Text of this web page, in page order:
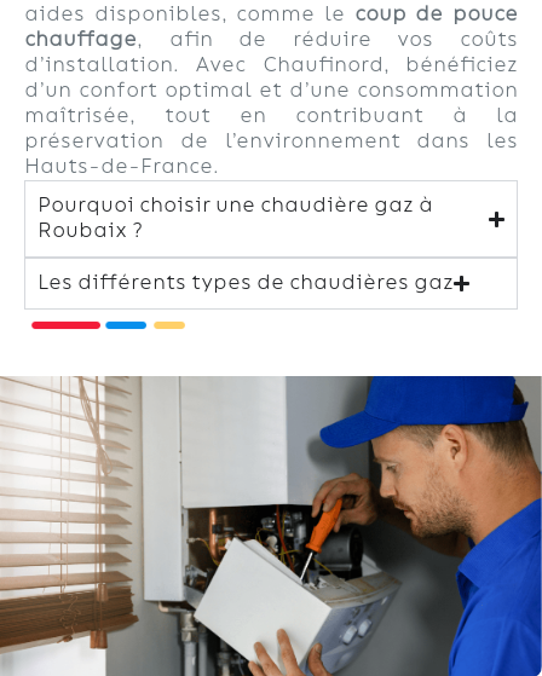
aides disponibles, comme le coup de pouce
chauffage, afin de réduire vos coûts
d’installation. Avec Chaufinord, bénéficiez
d’un confort optimal et d’une consommation
maîtrisée, tout en contribuant à la
préservation de l’environnement dans les
Hauts-de-France.
Pourquoi choisir une chaudière gaz à
Roubaix ?
Les différents types de chaudières gaz